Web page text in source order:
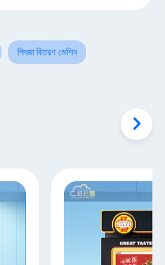
পিৎজা বিতরণ মেশিন